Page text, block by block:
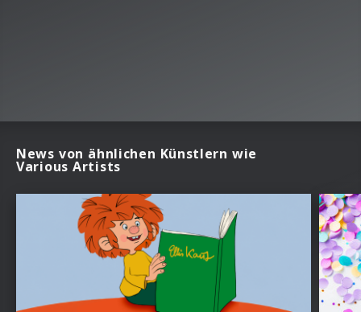
News von ähnlichen Künstlern wie
Various Artists